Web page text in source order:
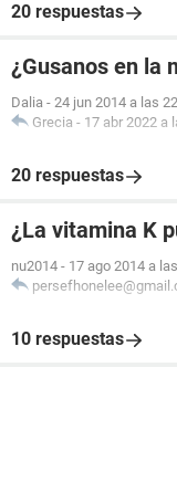
20 respuestas
¿Gusanos en la
Dalia - 24 jun 2014 a las
Grecia - 17 abr 2022 a
20 respuestas
¿La vitamina K
nu2014 - 17 ago 2014 a
10 respuestas